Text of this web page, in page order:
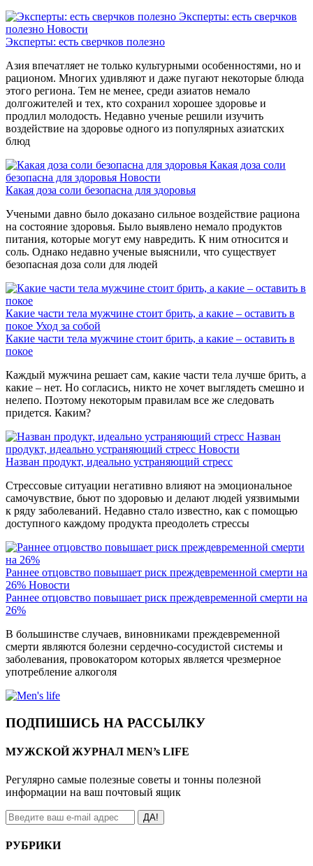
Эксперты: есть сверчков
полезно Новости
Эксперты: есть сверчков полезно
Азия впечатляет не только культурными особенностями, но и
рационом. Многих удивляют и даже пугают некоторые блюда
этого региона. Тем не менее, среди азиатов немало
долгожителей и тех, кто сохранил хорошее здоровье и
продлил молодость. Недавно ученые решили изучить
воздействие на здоровье одного из популярных азиатских
блюд
Какая доза соли
безопасна для здоровья Новости
Какая доза соли безопасна для здоровья
Учеными давно было доказано сильное воздействие рациона
на состояние здоровья. Было выявлено немало продуктов
питания, которые могут ему навредить. К ним относится и
соль. Однако недавно ученые выяснили, что существует
безопасная доза соли для людей
Какие части тела мужчине стоит брить, а какие – оставить в
покое Уход за собой
Какие части тела мужчине стоит брить, а какие – оставить в
покое
Каждый мужчина решает сам, какие части тела лучше брить, а
какие – нет. Но согласись, никто не хочет выглядеть смешно и
нелепо. Поэтому некоторым правилам все же следовать
придется. Каким?
Назван
продукт, идеально устраняющий стресс Новости
Назван продукт, идеально устраняющий стресс
Стрессовые ситуации негативно влияют на эмоциональное
самочувствие, бьют по здоровью и делают людей уязвимыми
к ряду заболеваний. Недавно стало известно, как с помощью
доступного каждому продукта преодолеть стрессы
Раннее отцовство повышает риск преждевременной смерти на
26% Новости
Раннее отцовство повышает риск преждевременной смерти на
26%
В большинстве случаев, виновниками преждевременной
смерти являются болезни сердечно-сосудистой системы и
заболевания, провокатором которых является чрезмерное
употребление алкоголя
ПОДПИШИСЬ НА РАССЫЛКУ
МУЖСКОЙ ЖУРНАЛ MEN’s LIFE
Регулярно самые полезные советы и тонны полезной
информации на ваш почтовый ящик
ДА!
РУБРИКИ